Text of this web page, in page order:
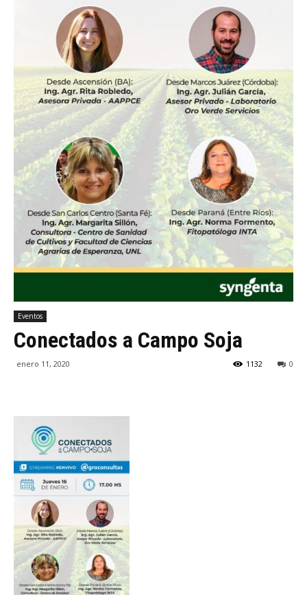
Eventos
Conectados a Campo Soja
enero 11, 2020 0
1132